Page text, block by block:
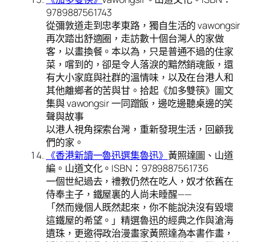
9789887561743
從彌敦道走到忠孝東路，獨自生活的 vawongsir
再次踏出舒適圈，走訪數十個台灣人的家做
客，以畫換餐。本以為，只是普通不過的住家
菜，嚐到的，卻是令人落淚的黯然銷魂飯，還
有大小家庭與社群的溫情味，以及在台港人和
其他離鄉者的苦與甘。拾起《加多雙筷》圖文
集與 vawongsir 一同蹭飯，邊吃邊聽桌邊的笑
聲與故事
以港人視角探索台灣，重新發現生活，回顧我
們的家。
《香港新讀一魯迅選集魯迅》 黃照達圖、山道
編。山道文化。ISBN：9789887561736
一個世紀過去，禮教仍然在吃人，奴才依舊在
侍奉主子，鐵屋裏的人尚未睡醒——
「然而幾個人既然起來，你不能說決沒有毀壞
這鐵屋的希望。」精選魯迅的經典之作與滄海
遺珠，更邀得政治漫畫家黃照達為本書作畫，